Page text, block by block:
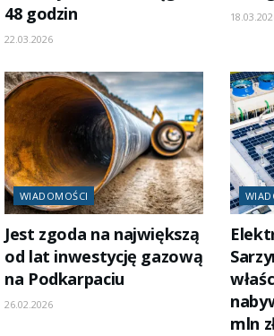
48 godzin
22.03.2026
WIADOMOŚCI
Jest zgoda na największą
od lat inwestycję gazową
na Podkarpaciu
26.02.2026
mln